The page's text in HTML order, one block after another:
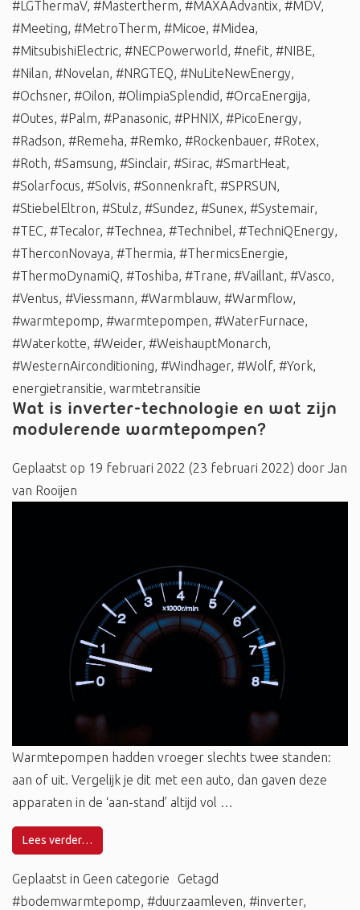
#LGThermaV, #Mastertherm, #MAXAAdvantix, #MDV,
#Meeting, #MetroTherm, #Micoe, #Midea,
#MitsubishiElectric, #NECPowerworld, #nefit, #NIBE,
#Nilan, #Novelan, #NRGTEQ, #NuLiteNewEnergy,
#Ochsner, #Oilon, #OlimpiaSplendid, #OrcaEnergija,
#Outes, #Palm, #Panasonic, #PHNIX, #PicoEnergy,
#Radson, #Remeha, #Remko, #Rockenbauer, #Rotex,
#Roth, #Samsung, #Sinclair, #Sirac, #SmartHeat,
#Solarfocus, #Solvis, #Sonnenkraft, #SPRSUN,
#StiebelEltron, #Stulz, #Sundez, #Sunex, #Systemair,
#TEC, #Tecalor, #Technea, #Technibel, #TechniQEnergy,
#TherconNovaya, #Thermia, #ThermicsEnergie,
#ThermoDynamiQ, #Toshiba, #Trane, #Vaillant, #Vasco,
#Ventus, #Viessmann, #Warmblauw, #Warmflow,
#warmtepomp, #warmtepompen, #WaterFurnace,
#Waterkotte, #Weider, #WeishauptMonarch,
#WesternAirconditioning, #Windhager, #Wolf, #York,
energietransitie, warmtetransitie
Wat is inverter-technologie en wat zijn
modulerende warmtepompen?
Geplaatst op 19 februari 2022 (23 februari 2022) door Jan
van Rooijen
Warmtepompen hadden vroeger slechts twee standen:
aan of uit. Vergelijk je dit met een auto, dan gaven deze
apparaten in de ‘aan-stand’ altijd vol …
Lees verder…
Geplaatst in Geen categorie
Getagd
#bodemwarmtepomp, #duurzaamleven, #inverter,